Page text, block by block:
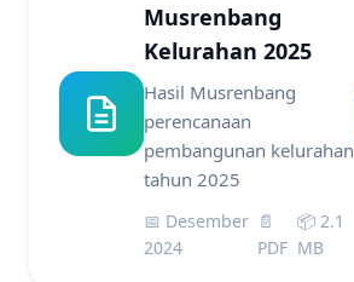
Musrenbang
Kelurahan 2025
Hasil Musrenbang
perencanaan
pembangunan kelurahan
tahun 2025
📅 Desember
2024
📄
PDF
📦 2.1
MB